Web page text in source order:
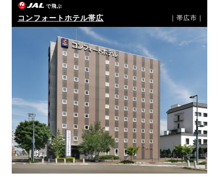
で飛ぶ
コンフォートホテル帯広 ｜帯広市｜